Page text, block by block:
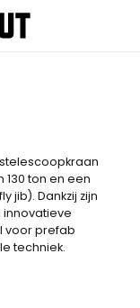
ton en een
jib). Dankzij zijn
innovatieve
voor prefab
techniek.